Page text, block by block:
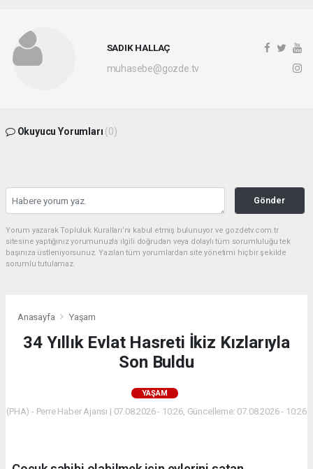
SADIK HALLAÇ
muhasebe@gozde.tv
Okuyucu Yorumları (0)
Gönder
Yorum yazarak Topluluk Kuralları’nı kabul etmiş bulunuyor ve gozdetv.com.tr
sitesine yaptığınız yorumunuzla ilgili doğrudan veya dolaylı tüm sorumluluğu tek
başınıza üstleniyorsunuz. Yazılan tüm yorumlardan site yönetimi hiçbir şekilde
sorumlu tutulamaz.
Anasayfa Yaşam
34 Yıllık Evlat Hasreti İkiz Kızlarıyla
Son Buldu
YAŞAM
(PHA) - Perre Haber Ajansı | 07.08.2026 - 10:26, Güncelleme: 07.08.2026 - 10:26